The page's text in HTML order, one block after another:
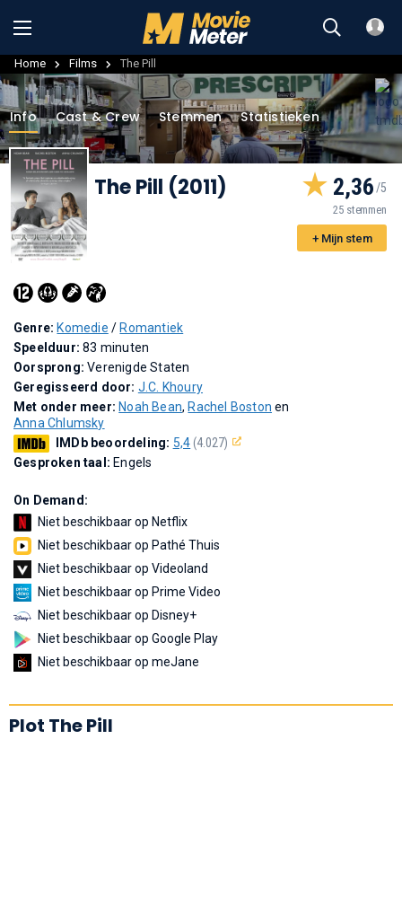
Home Films The Pill
Info Cast & Crew Stemmen Statistieken
The Pill (2011) 2,36
25 stemmen
+ Mijn stem
Genre: Komedie / Romantiek
Speelduur:83 minuten
Oorsprong:Verenigde Staten
Geregisseerd door: J.C. Khoury
Met onder meer: Noah Bean, Rachel Boston en
Anna Chlumsky
IMDb beoordeling: 5,4(4.027)
Gesproken taal: Engels
On Demand:
Niet beschikbaar op Netflix
Niet beschikbaar op Pathé Thuis
Niet beschikbaar op Videoland
Niet beschikbaar op Prime Video
Niet beschikbaar op Disney+
Niet beschikbaar op Google Play
Niet beschikbaar op meJane
Plot The Pill